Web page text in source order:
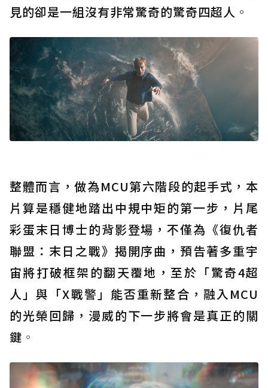
見的卻是一組沒有非常驚奇的驚奇四超人 。
整體而言，做為MCU第六階段的起手式，本
片算是穩健地踏出中規中矩的第一步，片尾
彩蛋末日博士的背影登場，不僅為《復仇者
聯盟：末日之戰》揭開序曲，預告著多重宇
宙將打破框架的翻天覆地，至於「驚奇4超
人」與「X戰警」能否重新整合，融入MCU
的光榮回歸，漫威的下一步將會是真正的關
鍵 。